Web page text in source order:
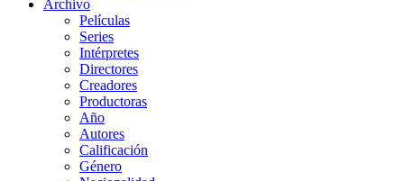
Archivo
Películas
Series
Intérpretes
Directores
Creadores
Productoras
Año
Autores
Calificación
Género